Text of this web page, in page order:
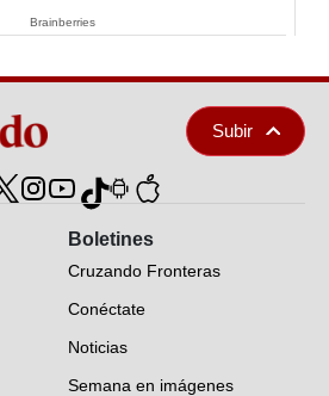
Brainberries
Subir
Boletines
Cruzando Fronteras
Conéctate
Noticias
Semana en imágenes